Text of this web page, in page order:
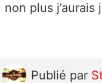
non plus
Publié par